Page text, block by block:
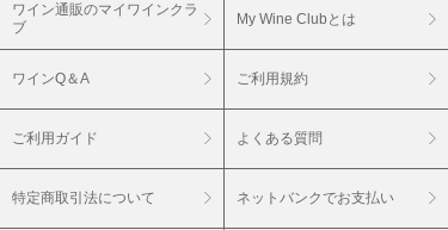
ワイン通販のマイワインクラ
ブ
My Wine Clubとは
ワインQ＆A ご利用規約
ご利用ガイド よくある質問
特定商取引法について ネットバンクでお支払い